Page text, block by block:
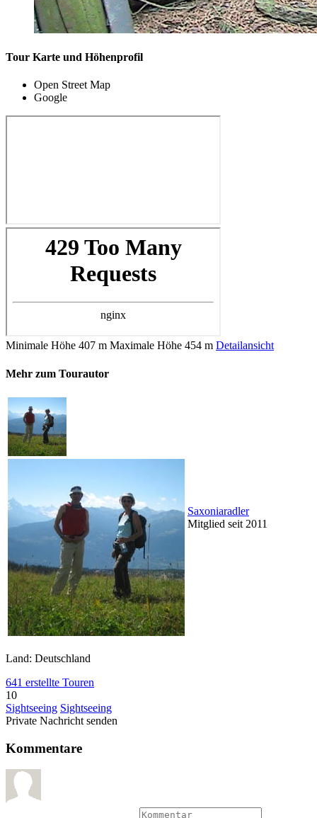
Tour Karte und Höhenprofil
Open Street Map
Google
Minimale Höhe 407 m Maximale Höhe 454 m Detailansicht
Mehr zum Tourautor
Saxoniaradler
Mitglied seit 2011
Land: Deutschland
641 erstellte Touren
10
Sightseeing Sightseeing
Private Nachricht senden
Kommentare